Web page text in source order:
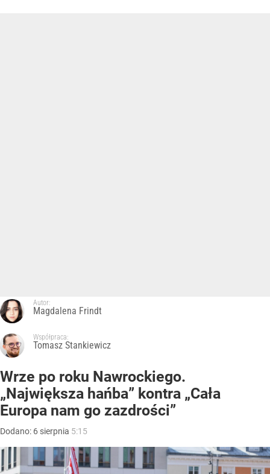
Autor:
Magdalena Frindt
Współpraca:
Tomasz Stankiewicz
Wrze po roku Nawrockiego.
„Największa hańba” kontra „Cała
Europa nam go zazdrości”
Dodano: 6 sierpnia 5:15